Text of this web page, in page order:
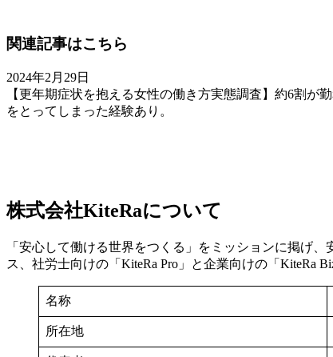
関連記事はこちら
2024年2月29日
【更年期症状を抱える女性の働き方実態調査】約6割
をとってしまった経験あり。
株式会社KiteRaについて
「安心して働ける世界をつくる」をミッションに掲げ
ス、社労士向けの「KiteRa Pro」と企業向けの「KiteRa
名称
所在地